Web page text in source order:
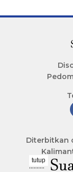
Diterbitkan
tutup
..........